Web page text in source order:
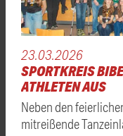
23.03.2026
SPORTKREIS
ATHLETEN AUS
Neben den
mitreißende